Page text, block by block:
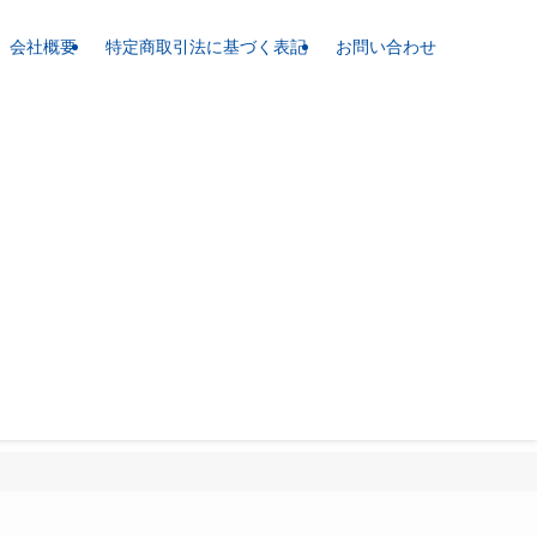
会社概要 特定商取引法に基づく表記 お問い合わせ